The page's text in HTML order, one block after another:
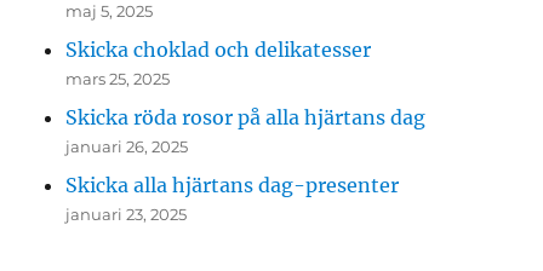
maj 5, 2025
Skicka choklad och delikatesser
mars 25, 2025
Skicka röda rosor på alla hjärtans dag
januari 26, 2025
Skicka alla hjärtans dag-presenter
januari 23, 2025